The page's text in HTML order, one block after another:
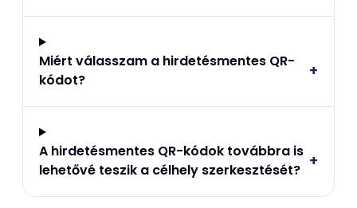
Miért válasszam a hirdetésmentes QR-
kódot?
+
A hirdetésmentes QR-kódok továbbra is
lehetővé teszik a célhely szerkesztését? +